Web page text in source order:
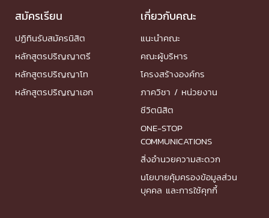
สมัครเรียน
ปฏิทินรับสมัครนิสิต
หลักสูตรปริญญาตรี
หลักสูตรปริญญาโท
หลักสูตรปริญญาเอก
เกี่ยวกับคณะ
แนะนำคณะ
คณะผู้บริหาร
โครงสร้างองค์กร
ภาควิชา / หน่วยงาน
ชีวิตนิสิต
ONE-STOP
COMMUNICATIONS
สิ่งอำนวยความสะดวก
นโยบายคุ้มครองข้อมูลส่วน
บุคคล และการใช้คุกกี้